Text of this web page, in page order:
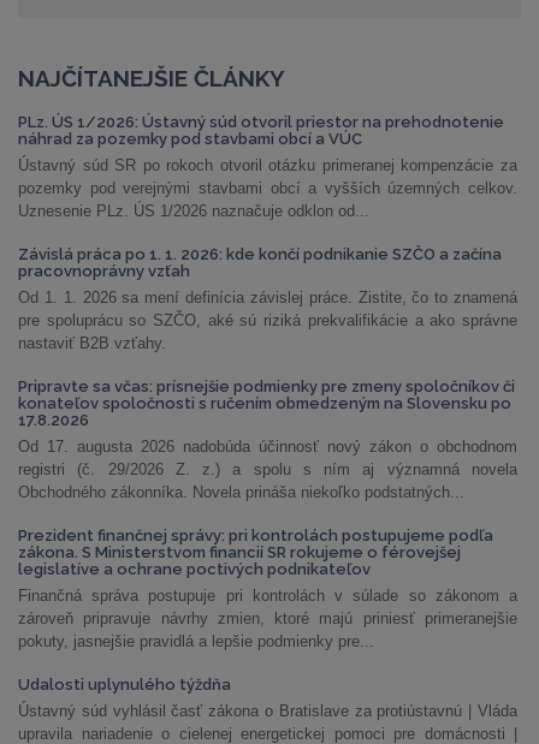
NAJČÍTANEJŠIE ČLÁNKY
PLz. ÚS 1/2026: Ústavný súd otvoril priestor na prehodnotenie
náhrad za pozemky pod stavbami obcí a VÚC
Ústavný súd SR po rokoch otvoril otázku primeranej kompenzácie za
pozemky pod verejnými stavbami obcí a vyšších územných celkov.
Uznesenie PLz. ÚS 1/2026 naznačuje odklon od...
Závislá práca po 1. 1. 2026: kde končí podnikanie SZČO a začína
pracovnoprávny vzťah
Od 1. 1. 2026 sa mení definícia závislej práce. Zistite, čo to znamená
pre spoluprácu so SZČO, aké sú riziká prekvalifikácie a ako správne
nastaviť B2B vzťahy.
Pripravte sa včas: prísnejšie podmienky pre zmeny spoločníkov či
konateľov spoločnosti s ručením obmedzeným na Slovensku po
17.8.2026
Od 17. augusta 2026 nadobúda účinnosť nový zákon o obchodnom
registri (č. 29/2026 Z. z.) a spolu s ním aj významná novela
Obchodného zákonníka. Novela prináša niekoľko podstatných...
Prezident finančnej správy: pri kontrolách postupujeme podľa
zákona. S Ministerstvom financií SR rokujeme o férovejšej
legislatíve a ochrane poctivých podnikateľov
Finančná správa postupuje pri kontrolách v súlade so zákonom a
zároveň pripravuje návrhy zmien, ktoré majú priniesť primeranejšie
pokuty, jasnejšie pravidlá a lepšie podmienky pre...
Udalosti uplynulého týždňa
Ústavný súd vyhlásil časť zákona o Bratislave za protiústavnú | Vláda
upravila nariadenie o cielenej energetickej pomoci pre domácnosti |